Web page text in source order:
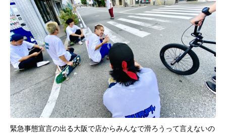
緊急事態宣言の出る大阪で店からみんなで滑ろうって言えないの